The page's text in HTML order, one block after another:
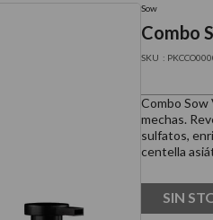
Sow
Combo
:
Combo Sow
mechas.
sulfatos,
centella
SIN
acondicionador